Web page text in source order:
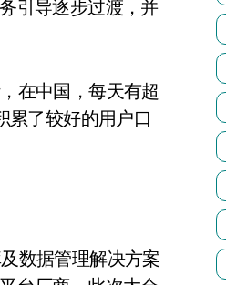
引导逐步过渡，并
在中国，每天有超
累了较好的用户口
数据管理解决方案